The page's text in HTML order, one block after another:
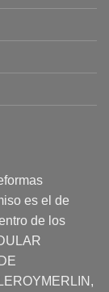
es el de
de los